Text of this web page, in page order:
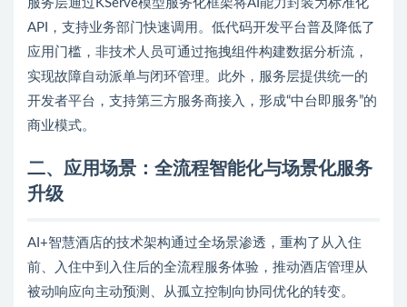
服务层通过KServe模型服务化框架将AI能力封装为标准化
API，支持业务部门快速调用。低代码开发平台普及降低了
应用门槛，非技术人员可通过拖拽组件构建数据分析流，
实现故障自动派单与闭环管理。此外，服务层提供统一的
开发者平台，支持第三方服务商接入，形成“中台即服务”的
商业模式。
二、 应用场景：全流程智能化与场景化服务
升级
AI+智慧酒店的技术架构通过全场景渗透，重构了从入住
前、入住中到入住后的全流程服务体验，推动酒店管理从
被动响应向主动预测、从孤立控制向协同优化的转变。